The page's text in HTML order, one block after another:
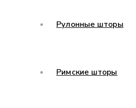
Рулонные шторы
Римские шторы